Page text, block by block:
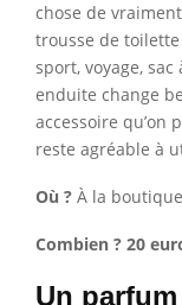
chose de
trousse de
sport, voyage,
enduite change
accessoire
reste agréable à
Où ? À la
Combien ? 20
Un